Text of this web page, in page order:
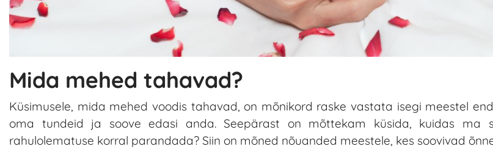
Mida mehed tahavad?
Küsimusele, mida mehed voodis tahavad, on mõnikord raske vastata isegi meestel
oma tundeid ja soove edasi anda. Seepärast on mõttekam küsida, kuidas ma
rahulolematuse korral parandada? Siin on mõned nõuanded meestele, kes soovivad